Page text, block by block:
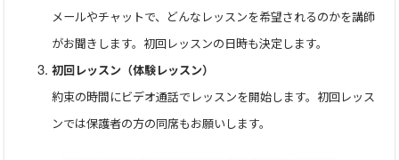
辛く苦しい勉強をするのは私も好きではありません。好き
なアーティストの話や学校のことなど色々と雑談もしながら一
緒に楽しく学習をしていきましょう。よろしくお願いします。
○印の時間は定期受講されている生徒さんがいらっしゃるた
メールやチャットで、どんなレッスンを希望されるのかを講師
がお聞きします。初回レッスンの日時も決定します。
初回レッスン（体験レッスン）
約束の時間にビデオ通話でレッスンを開始します。初回レッス
ンでは保護者の方の同席もお願いします。